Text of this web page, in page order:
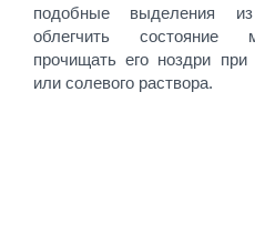
подобные выделения
облегчить состояние
прочищать его ноздри
или солевого раствора.